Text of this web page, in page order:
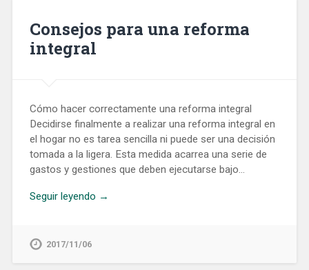
Consejos para una reforma
integral
Cómo hacer correctamente una reforma integral
Decidirse finalmente a realizar una reforma integral en
el hogar no es tarea sencilla ni puede ser una decisión
tomada a la ligera. Esta medida acarrea una serie de
gastos y gestiones que deben ejecutarse bajo…
Seguir leyendo →
2017/11/06